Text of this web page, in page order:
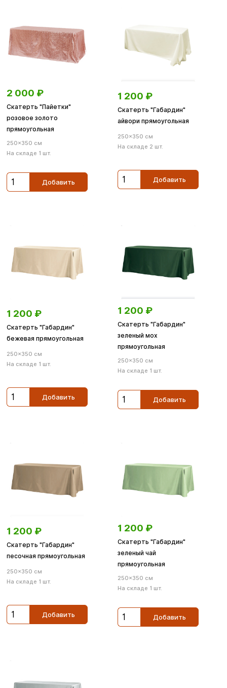
2 000 ₽
Скатерть "Пайетки"
розовое золото
прямоугольная
250×350 см
На складе 1 шт.
Добавить
1 200 ₽
Скатерть "Габардин"
айвори прямоугольная
250×350 см
На складе 2 шт.
Добавить
1 200 ₽
Скатерть "Габардин"
бежевая прямоугольная
250×350 см
На складе 1 шт.
Добавить
1 200 ₽
Скатерть "Габардин"
зеленый мох
прямоугольная
250×350 см
На складе 1 шт.
Добавить
1 200 ₽
Скатерть "Габардин"
песочная прямоугольная
250×350 см
На складе 1 шт.
Добавить
1 200 ₽
Скатерть "Габардин"
зеленый чай
прямоугольная
250×350 см
На складе 1 шт.
Добавить